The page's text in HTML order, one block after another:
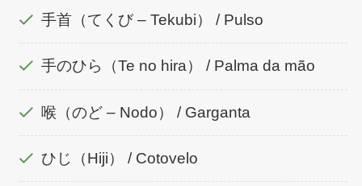
手首（てくび – Tekubi） / Pulso
手のひら（Te no hira） / Palma da mão
喉（のど – Nodo） / Garganta
ひじ（Hiji） / Cotovelo